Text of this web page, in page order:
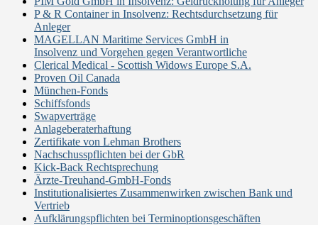
P & R Container in Insolvenz: Rechtsdurchsetzung für
Anleger
MAGELLAN Maritime Services GmbH in
Insolvenz und Vorgehen gegen Verantwortliche
Clerical Medical - Scottish Widows Europe S.A.
Proven Oil Canada
München-Fonds
Schiffsfonds
Swapverträge
Anlageberaterhaftung
Zertifikate von Lehman Brothers
Nachschusspflichten bei der GbR
Kick-Back Rechtsprechung
Ärzte-Treuhand-GmbH-Fonds
Institutionalisiertes Zusammenwirken zwischen Bank und
Vertrieb
Aufklärungspflichten bei Terminoptionsgeschäften